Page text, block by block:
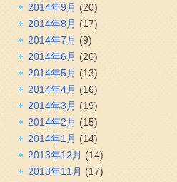
2014年9月 (20)
2014年8月 (17)
2014年7月 (9)
2014年6月 (20)
2014年5月 (13)
2014年4月 (16)
2014年3月 (19)
2014年2月 (15)
2014年1月 (14)
2013年12月 (14)
2013年11月 (17)